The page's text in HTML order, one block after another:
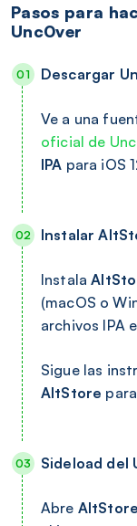
Pasos para
Unc0ver
Descargar
Ve a una
oficial de
IPA para iOS
Instalar
Instala
(macOS o
archivos IPA
Sigue las
AltStore
Sideload del
Abre AltStore